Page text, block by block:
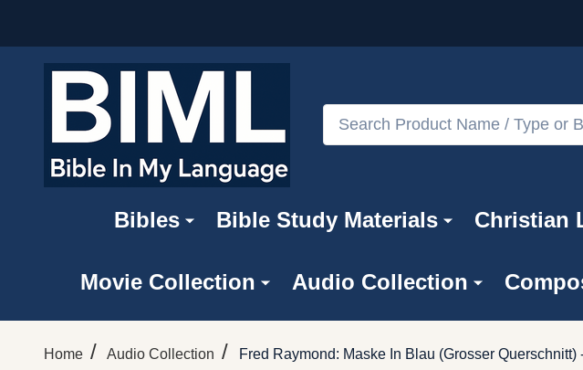
Search
Bibles Bible Study Materials Christian
Movie Collection Audio Collection
Home / Audio Collection / Fred Raymond: Maske In Blau (Grosser